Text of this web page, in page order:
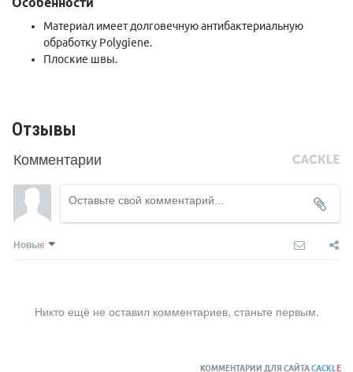
Материал имеет долговечную антибактериальную
обработку Polygiene.
Плоские швы.
Отзывы
Комментарии
Новые
Никто ещё не оставил комментариев, станьте первым.
КОММЕНТАРИИ ДЛЯ САЙТАCACKL E